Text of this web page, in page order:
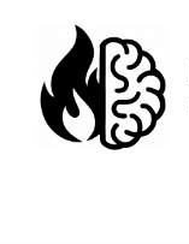
springen